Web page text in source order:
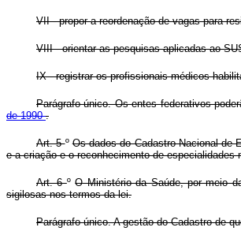
VII - propor a reordenação de vagas para
VIII - orientar as pesquisas aplicadas ao
IX - registrar os profissionais médicos
Parágrafo único. Os entes federativos
de 1990.
Art. 5ºOs dados do Cadastro Nacional de
e a criação e o reconhecimento de
Art. 6ºO Ministério da Saúde, por meio
sigilosas nos termos da lei.
Parágrafo único. A gestão do Cadastro de